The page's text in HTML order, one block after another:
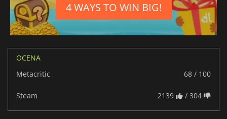
4 WAYS TO WIN BIG!
OCENA
Metacritic
68 / 100
Steam 2139 / 304